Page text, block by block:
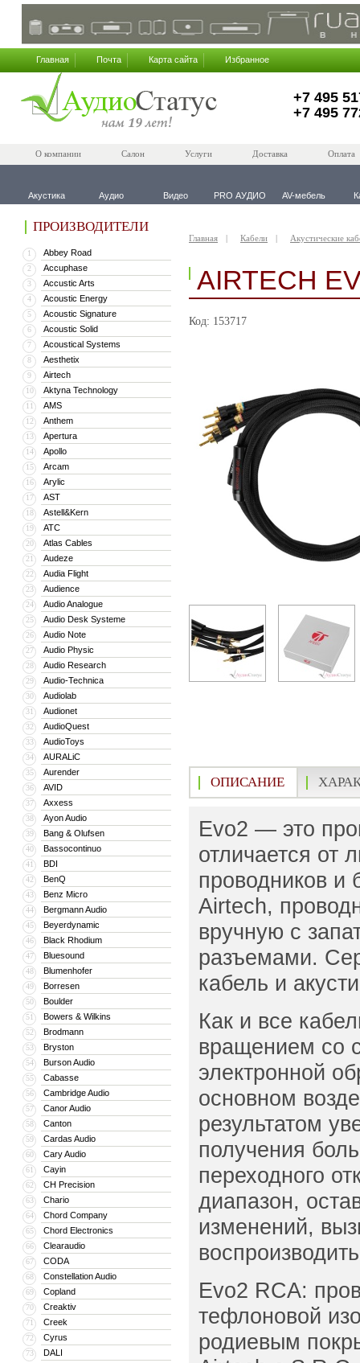
Главная Почта Карта сайта Избранное
+7 495
+7 495
О компании Салон Услуги Доставка Оплата
Акустика Аудио Видео PRO АУДИО AV-мебель
ПРОИЗВОДИТЕЛИ
1 Abbey Road
2 Accuphase
3 Accustic Arts
4 Acoustic Energy
5 Acoustic Signature
6 Acoustic Solid
7 Acoustical Systems
8 Aesthetix
9 Airtech
10 Aktyna Technology
11 AMS
12 Anthem
13 Apertura
14 Apollo
15 Arcam
16 Arylic
17 AST
18 Astell&Kern
19 ATC
20 Atlas Cables
21 Audeze
22 Audia Flight
23 Audience
24 Audio Analogue
25 Audio Desk Systeme
26 Audio Note
27 Audio Physic
28 Audio Research
29 Audio-Technica
30 Audiolab
31 Audionet
32 AudioQuest
33 AudioToys
34 AURALiC
35 Aurender
36 AVID
37 Axxess
38 Ayon Audio
39 Bang & Olufsen
40 Bassocontinuo
41 BDI
42 BenQ
43 Benz Micro
44 Bergmann Audio
45 Beyerdynamic
46 Black Rhodium
47 Bluesound
48 Blumenhofer
49 Borresen
50 Boulder
51 Bowers & Wilkins
52 Brodmann
53 Bryston
54 Burson Audio
55 Cabasse
56 Cambridge Audio
57 Canor Audio
58 Canton
59 Cardas Audio
60 Cary Audio
61 Cayin
62 CH Precision
63 Chario
64 Chord Company
65 Chord Electronics
66 Clearaudio
67 CODA
68 Constellation Audio
69 Copland
70 Creaktiv
71 Creek
72 Cyrus
73 DALI
Главная Кабели Акустические
AIRTECH
Код: 153717
ОПИСАНИЕ
Evo2 — это
отличается от
проводников и
Airtech,
вручную с
разъемами.
кабель и
Как и все
вращением со
электронной
основном
результатом
получения
переходного
диапазон,
изменений,
Evo2 RCA:
тефлоновой
родиевым